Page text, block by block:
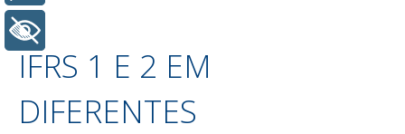
IFRS 1 E 2 EM
DIFERENTES